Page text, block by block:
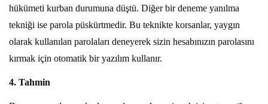
hükümeti kurban durumuna düştü. Diğer bir deneme yanılma
tekniği ise parola püskürtmedir. Bu teknikte korsanlar, yaygın
olarak kullanılan parolaları deneyerek sizin hesabınızın parolasını
kırmak için otomatik bir yazılım kullanır.
4. Tahmin